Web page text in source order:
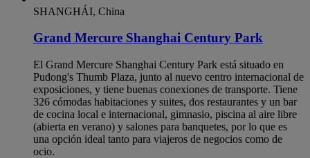
SHANGHÁI, China
Grand Mercure Shanghai Century Park
El Grand Mercure Shanghai Century Park está situado en
Pudong's Thumb Plaza, junto al nuevo centro internacional de
exposiciones, y tiene buenas conexiones de transporte. Tiene
326 cómodas habitaciones y suites, dos restaurantes y un bar
de cocina local e internacional, gimnasio, piscina al aire libre
(abierta en verano) y salones para banquetes, por lo que es
una opción ideal tanto para viajeros de negocios como de
ocio.